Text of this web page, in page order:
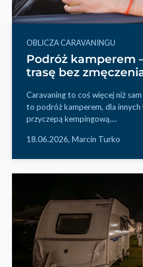
OBLICZA CARAVANINGU
Podróż kamperem
trasę bez
Caravaning to coś więcej niż
to podróż kamperem, dla innych
przyczepą kempingową....
18.06.2026, Marcin Turko